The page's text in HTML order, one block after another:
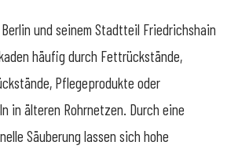
und seinem Stadtteil Friedrichshain
häufig durch Fettrückstände,
Pflegeprodukte oder
in älteren Rohrnetzen. Durch eine
Säuberung lassen sich hohe